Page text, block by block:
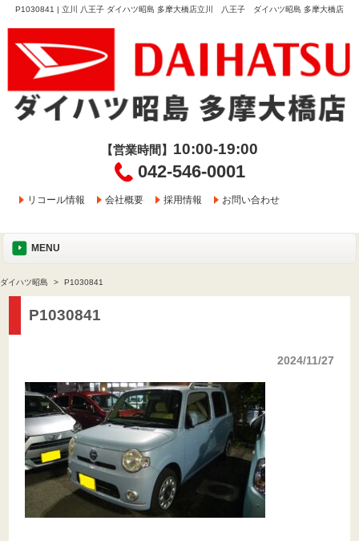
P1030841 | 立川 八王子 ダイハツ昭島 多摩大橋店立川 八王子 ダイハツ昭島 多摩大橋店
【営業時間】 10:00-19:00
042-546-0001
リコール情報 会社概要 採用情報 お問い合わせ
MENU
ダイハツ昭島 P1030841
P1030841
2024/11/27